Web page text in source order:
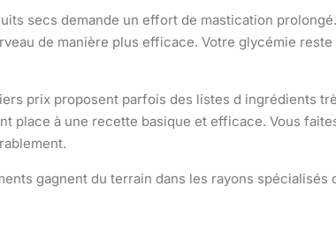
secs demande un effort de mastication
de manière plus efficace. Votre glycémie
prix proposent parfois des listes d ingrédients
place à une recette basique et efficace. Vous
gagnent du terrain dans les rayons spécialisés